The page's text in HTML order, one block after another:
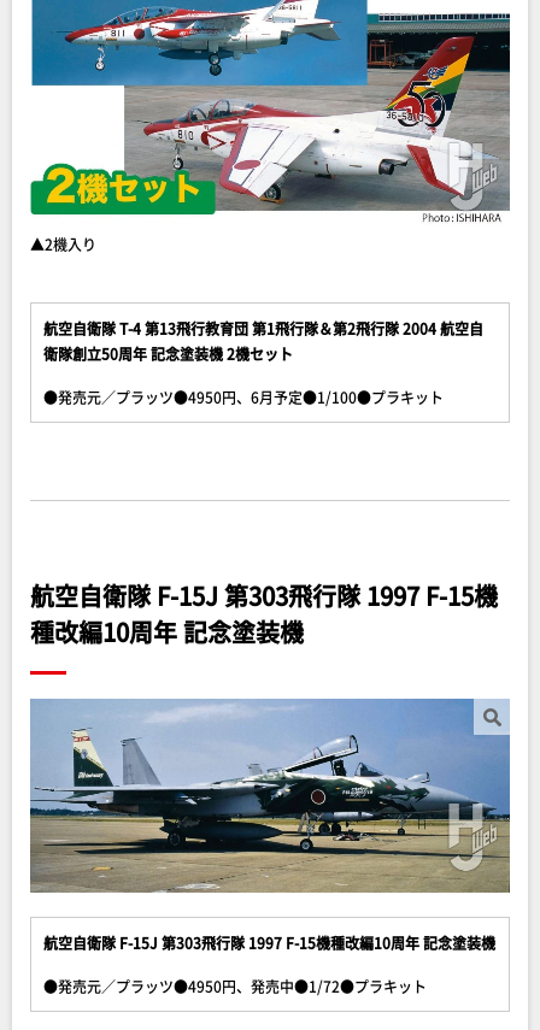
▲2機入り
航空自衛隊 T-4 第13飛行教育団 第1飛行隊＆第2飛行隊 2004 航空自
衛隊創立50周年 記念塗装機 2機セット
●発売元／プラッツ●4950円、6月予定●1/100●プラキット
航空自衛隊 F-15J 第303飛行隊 1997 F-15機
種改編10周年 記念塗装機
航空自衛隊 F-15J 第303飛行隊 1997 F-15機種改編10周年 記念塗装機
●発売元／プラッツ●4950円、発売中●1/72●プラキット